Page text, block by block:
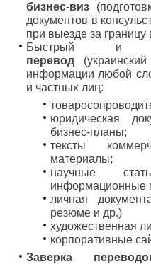
бизнес-виз
документов в
при выезде за границу
Быстрый и
перевод
информации любой
и частных лиц:
юридическая
бизнес-планы;
тексты
материалы;
научные
информационные
личная
резюме и др.)
художественная
корпоративные
Заверка